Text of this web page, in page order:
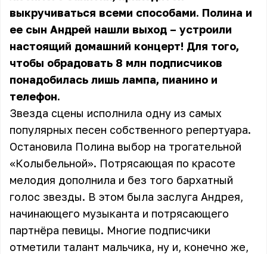
выкручиваться всеми способами. Полина и
ее сын Андрей нашли выход – устроили
настоящий домашний концерт! Для того,
чтобы обрадовать 8 млн подписчиков
понадобилась лишь лампа, пианино и
телефон.
Звезда сцены исполнила одну из самых
популярных песен собственного репертуара.
Остановила Полина выбор на трогательной
«Колыбельной». Потрясающая по красоте
мелодия дополнила и без того бархатный
голос звезды. В этом была заслуга Андрея,
начинающего музыканта и потрясающего
партнёра певицы. Многие подписчики
отметили талант мальчика, ну и, конечно же,